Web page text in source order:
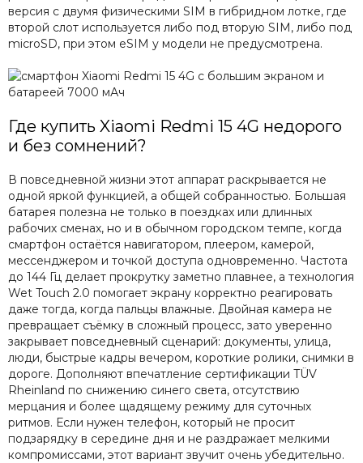
версия с двумя физическими SIM в гибридном лотке, где
второй слот используется либо под вторую SIM, либо под
microSD, при этом eSIM у модели не предусмотрена.
Где купить Xiaomi Redmi 15 4G недорого
и без сомнений?
В повседневной жизни этот аппарат раскрывается не
одной яркой функцией, а общей собранностью. Большая
батарея полезна не только в поездках или длинных
рабочих сменах, но и в обычном городском темпе, когда
смартфон остаётся навигатором, плеером, камерой,
мессенджером и точкой доступа одновременно. Частота
до 144 Гц делает прокрутку заметно плавнее, а технология
Wet Touch 2.0 помогает экрану корректно реагировать
даже тогда, когда пальцы влажные. Двойная камера не
превращает съёмку в сложный процесс, зато уверенно
закрывает повседневный сценарий: документы, улица,
люди, быстрые кадры вечером, короткие ролики, снимки в
дороге. Дополняют впечатление сертификации TÜV
Rheinland по снижению синего света, отсутствию
мерцания и более щадящему режиму для суточных
ритмов. Если нужен телефон, который не просит
подзарядку в середине дня и не раздражает мелкими
компромиссами, этот вариант звучит очень убедительно.